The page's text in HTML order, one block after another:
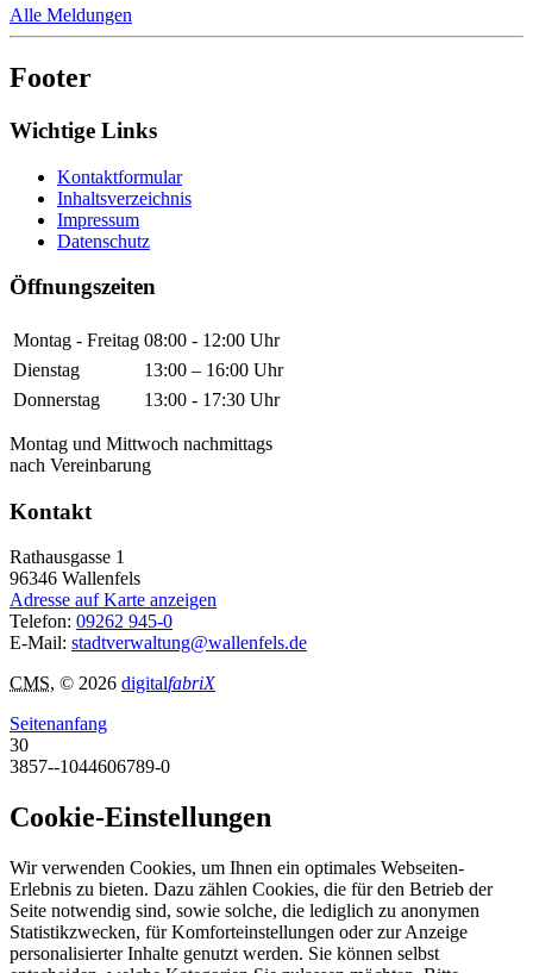
Alle Meldungen
Footer
Wichtige Links
Kontaktformular
Inhaltsverzeichnis
Impressum
Datenschutz
Öffnungszeiten
Montag - Freitag 08:00 - 12:00 Uhr
Dienstag
13:00 – 16:00 Uhr
Donnerstag
13:00 - 17:30 Uhr
Montag und Mittwoch nachmittags
nach Vereinbarung
Kontakt
Rathausgasse 1
96346 Wallenfels
Adresse auf Karte anzeigen
Telefon: 09262 945-0
E-Mail: stadtverwaltung@wallenfels.de
CMS, © 2026 digitalfabriX
Seitenanfang
30
3857--1044606789-0
Cookie-Einstellungen
Wir verwenden Cookies, um Ihnen ein optimales Webseiten-
Erlebnis zu bieten. Dazu zählen Cookies, die für den Betrieb der
Seite notwendig sind, sowie solche, die lediglich zu anonymen
Statistikzwecken, für Komforteinstellungen oder zur Anzeige
personalisierter Inhalte genutzt werden. Sie können selbst